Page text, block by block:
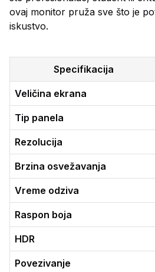
ovaj monitor pruža sve što je
iskustvo.
Specifikacija
Veličina ekrana
Tip panela
Rezolucija
Brzina osvežavanja
Vreme odziva
Raspon boja
HDR
Povezivanje